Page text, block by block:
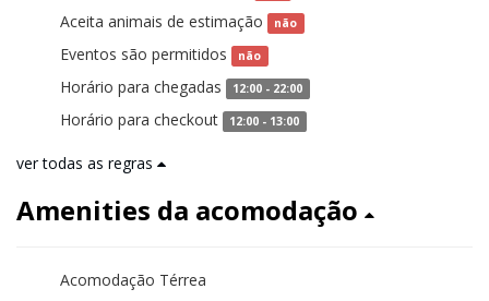
Aceita animais de estimação não
Eventos são permitidos não
Horário para chegadas 12:00 - 22:00
Horário para checkout 12:00 - 13:00
ver todas as regras
Amenities da acomodação
Acomodação Térrea